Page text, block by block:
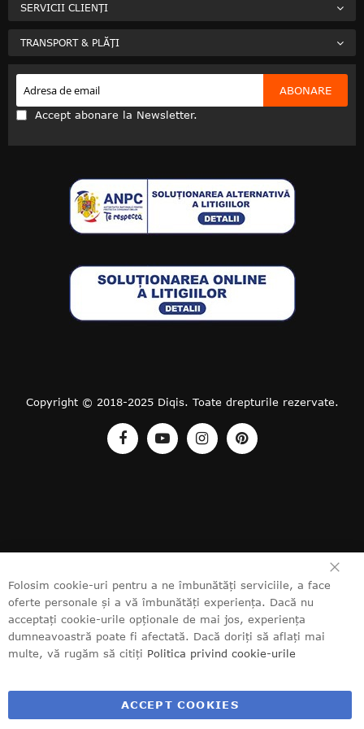
SERVICII CLIENȚI
TRANSPORT & PLĂȚI
ABONARE
Accept abonare la Newsletter.
Copyright © 2018-2025 Diqis. Toate drepturile rezervate.
Folosim cookie-uri pentru a ne îmbunătăți serviciile, a face
oferte personale și a vă îmbunătăți experiența. Dacă nu
acceptați cookie-urile opționale de mai jos, experiența
dumneavoastră poate fi afectată. Dacă doriți să aflați mai
multe, vă rugăm să citiți Politica privind cookie-urile
ACCEPT COOKIES